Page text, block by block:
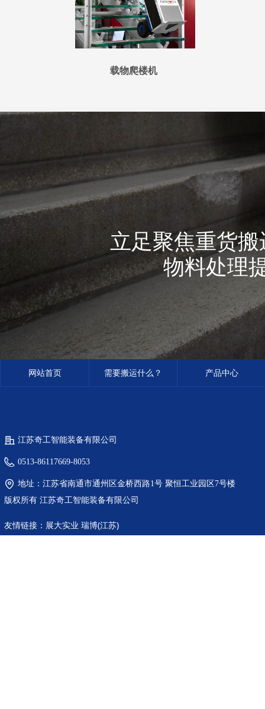
载物爬楼机
立足聚焦重货
物料处理
网站首页 需要搬运什么？ 产品中心
江苏奇工智能装备有限公司
0513-86117669-8053
地址： 江苏省南通市通州区金桥西路1号 聚恒工业园区7号楼
版权所有 江苏奇工智能装备有限公司
友情链接： 展大实业 瑞博(江苏)